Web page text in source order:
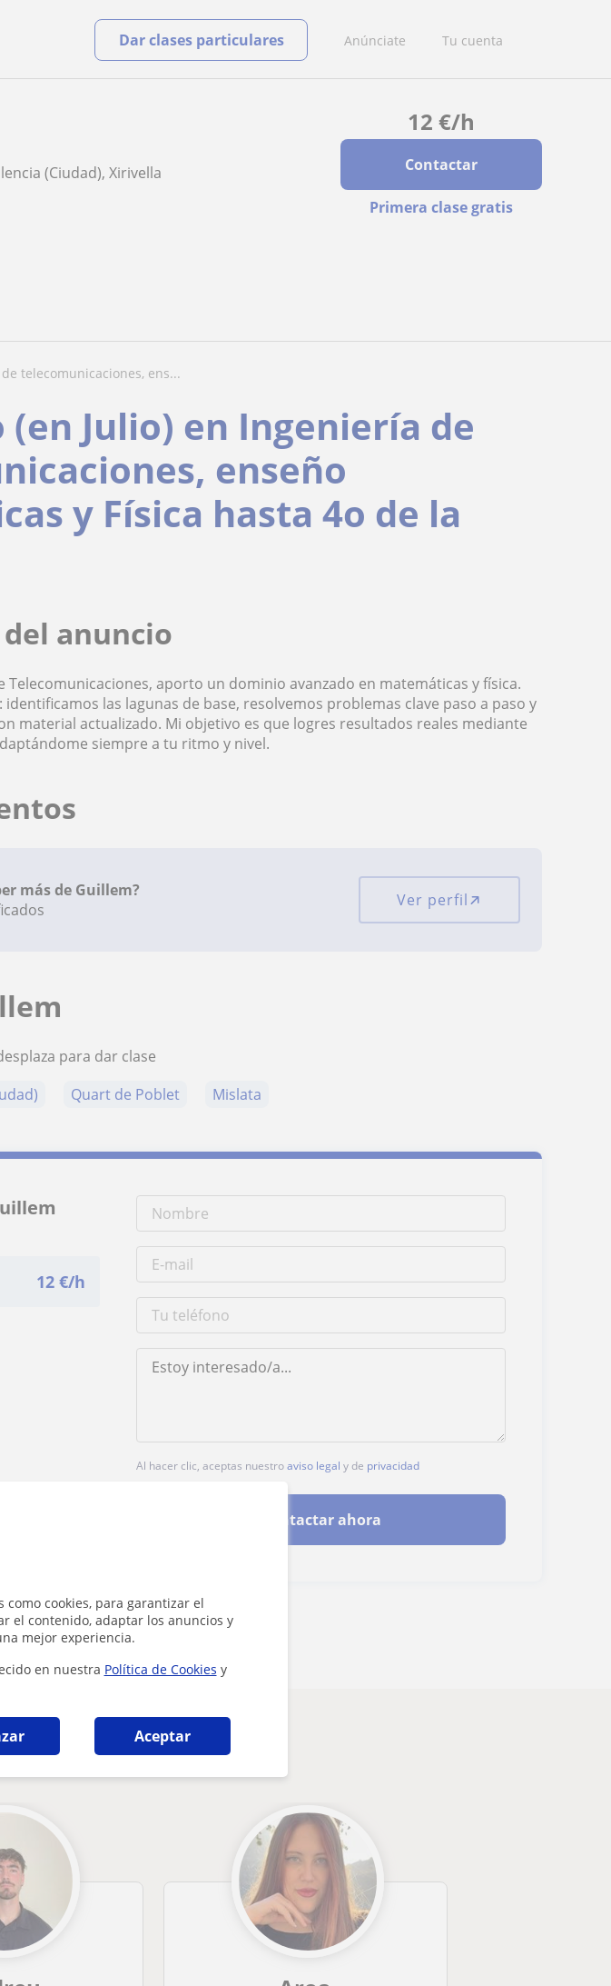
cookies, para garantizar el
el contenido, adaptar los anuncios y
mejor experiencia.
en nuestra Política de Cookies y
Aceptar
Anúnciate Tu cuenta
Dar clases particulares
12 €/h
Contactar
Primera clase gratis
(Ciudad), Xirivella
telecomunicaciones, ens...
(en Julio) en Ingeniería de
enseño
y Física hasta 4o de la
anuncio
Telecomunicaciones, aporto un dominio avanzado en matemáticas y física.
identificamos las lagunas de base, resolvemos problemas clave paso a paso y
material actualizado. Mi objetivo es que logres resultados reales mediante
siempre a tu ritmo y nivel.
más de Guillem?
Ver perfil
para dar clase
Quart de Poblet Mislata
12 €/h
Al hacer clic, aceptas nuestroaviso legal y de privacidad
Contactar ahora
perfil?Cuéntanos
pueden interesarte